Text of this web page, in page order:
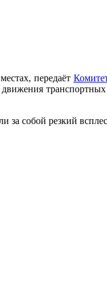
передаёт
транспортных
за собой резкий